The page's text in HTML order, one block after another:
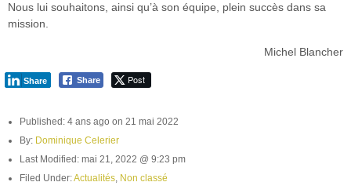
Nous lui souhaitons, ainsi qu’à son équipe, plein succès dans sa
mission.
Michel Blancher
Share Post
Share
Published: 4 ans ago on 21 mai 2022
By: Dominique Celerier
Last Modified: mai 21, 2022 @ 9:23 pm
Filed Under:Actualités, Non classé